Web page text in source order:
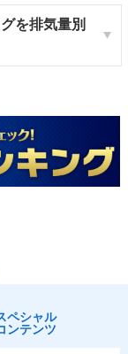
を排気量別
ペシャル
ンテンツ